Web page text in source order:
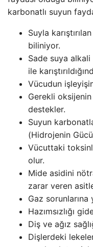
karbonatlı suyun
Suyla
biliniyor.
Sade suya
ile
Vücudun
Gerekli
destekler.
Suyun
(Hidrojenin
Vücuttaki
olur.
Mide asidini
zarar veren
Gaz sorunlarına
Hazımsızlığı
Diş ve ağız
Dişlerdeki